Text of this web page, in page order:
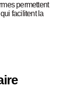
permettent
facilitent la